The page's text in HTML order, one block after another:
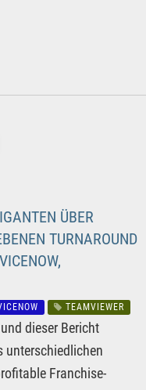
ÜBER
TURNAROUND
TEAMVIEWER
dieser Bericht
unterschiedlichen
Franchise-